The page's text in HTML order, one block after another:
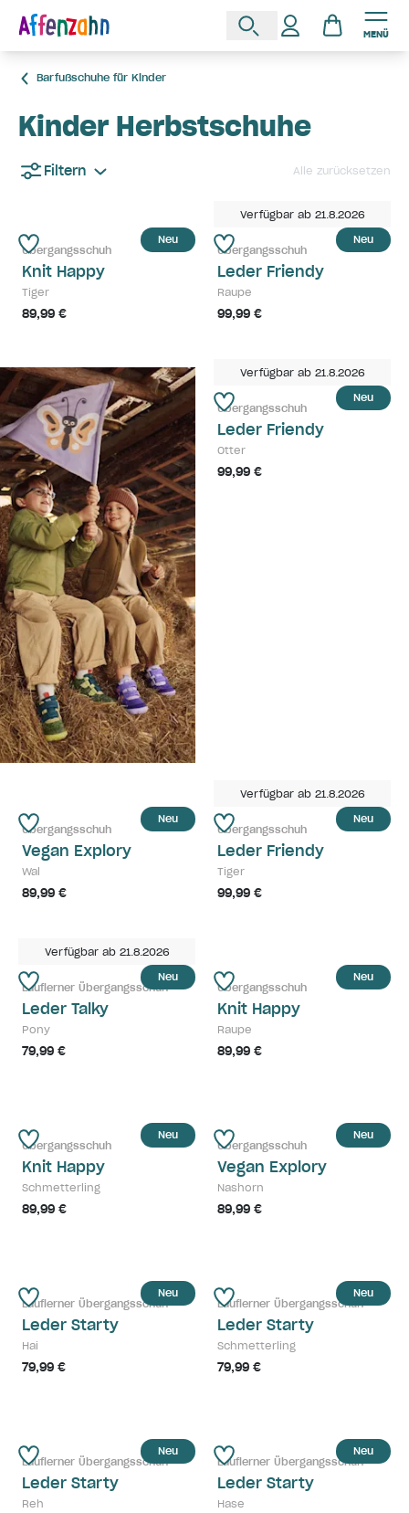
MENÜ
Barfußschuhe für Kinder
Kinder Herbstschuhe
Filtern Alle zurücksetzen
Neu
Übergangsschuh
Knit Happy
Tiger
89,99 €
Verfügbar ab 21.8.2026
Neu
Übergangsschuh
Leder Friendy
Raupe
99,99 €
Verfügbar ab 21.8.2026
Neu
Übergangsschuh
Leder Friendy
Otter
99,99 €
Neu
Übergangsschuh
Vegan Explory
Wal
89,99 €
Verfügbar ab 21.8.2026
Neu
Übergangsschuh
Leder Friendy
Tiger
99,99 €
Verfügbar ab 21.8.2026
Neu
Lauflerner Übergangsschuh
Leder Talky
Pony
79,99 €
Neu
Übergangsschuh
Knit Happy
Raupe
89,99 €
Neu
Übergangsschuh
Knit Happy
Schmetterling
89,99 €
Neu
Übergangsschuh
Vegan Explory
Nashorn
89,99 €
Neu
Lauflerner Übergangsschuh
Leder Starty
Hai
79,99 €
Neu
Lauflerner Übergangsschuh
Leder Starty
Schmetterling
79,99 €
Neu
Lauflerner Übergangsschuh
Leder Starty
Reh
Neu
Lauflerner Übergangsschuh
Leder Starty
Hase